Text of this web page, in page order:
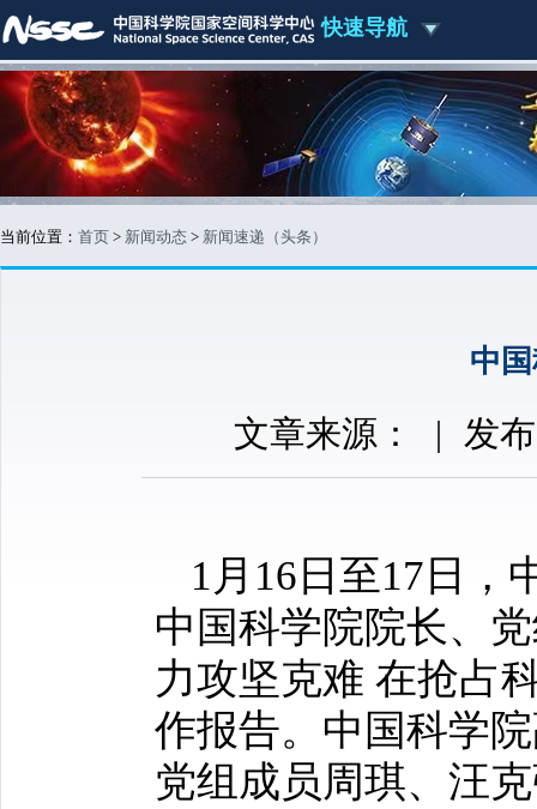
快速导航
当前位置： 首页 > 新闻动态 > 新闻速递（头条）
中
文章来源： | 发
1月16日至17日，
中国科学院院长、
力攻坚克难 在抢占
作报告。中国科学
党组成员周琪、汪